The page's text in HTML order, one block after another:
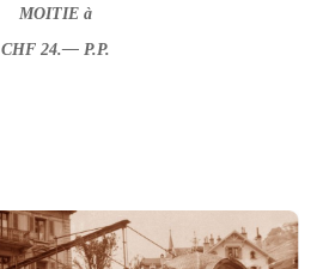
MOITIE à
CHF 24.— P.P.